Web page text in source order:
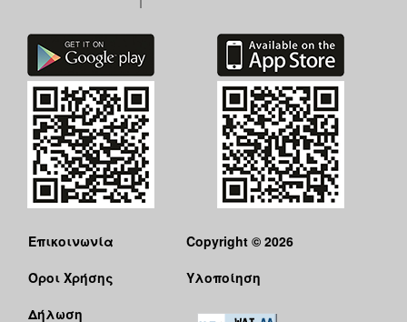
Επικοινωνία
Όροι Χρήσης
Δήλωση
Copyright © 2026
Υλοποίηση